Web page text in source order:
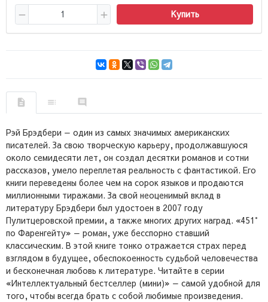
Купить
Рэй Брэдбери — один из самых значимых американских
писателей. За свою творческую карьеру, продолжавшуюся
около семидесяти лет, он создал десятки романов и сотни
рассказов, умело переплетая реальность с фантастикой. Его
книги переведены более чем на сорок языков и продаются
миллионными тиражами. За свой неоценимый вклад в
литературу Брэдбери был удостоен в 2007 году
Пулитцеровской премии, а также многих других наград. «451°
по Фаренгейту» — роман, уже бесспорно ставший
классическим. В этой книге тонко отражается страх перед
взглядом в будущее, обеспокоенность судьбой человечества
и бесконечная любовь к литературе. Читайте в серии
«Интеллектуальный бестселлер (мини)» — самой удобной для
того, чтобы всегда брать с собой любимые произведения.